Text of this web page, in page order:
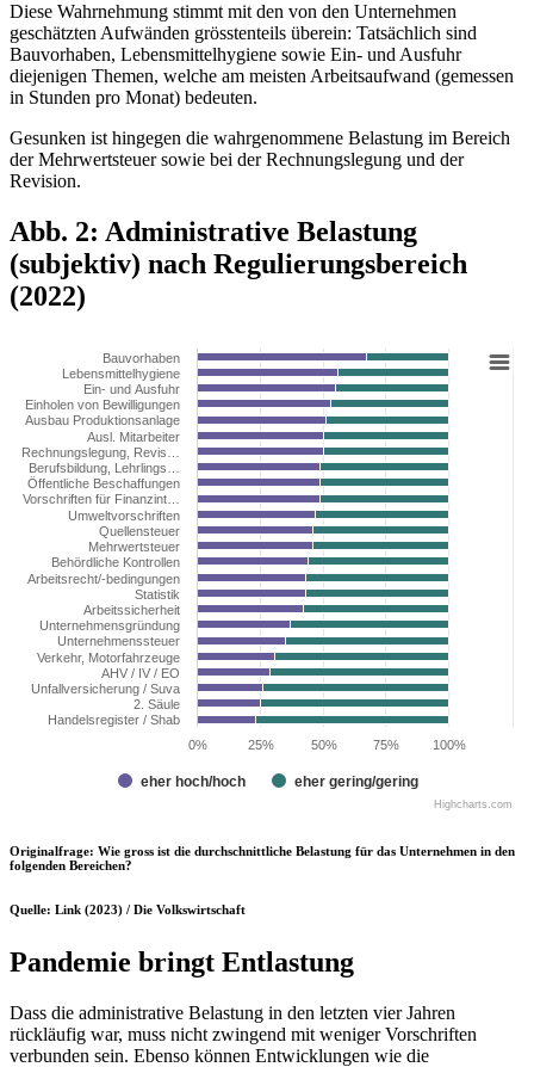
Diese Wahrnehmung stimmt mit den von den Unternehmen
geschätzten Aufwänden grösstenteils überein: Tatsächlich sind
Bauvorhaben, Lebensmittelhygiene sowie Ein- und Ausfuhr
diejenigen Themen, welche am meisten Arbeitsaufwand (gemessen
in Stunden pro Monat) bedeuten.
Gesunken ist hingegen die wahrgenommene Belastung im Bereich
der Mehrwertsteuer sowie bei der Rechnungslegung und der
Revision.
Abb. 2: Administrative Belastung
(subjektiv) nach Regulierungsbereich
(2022)
eher hoch/hoch eher gering/gering
Bauvorhaben
Lebensmittelhygiene
Ein- und Ausfuhr
Einholen von Bewilligungen
Ausbau Produktionsanlage
Ausl. Mitarbeiter
Rechnungslegung, Revis…
Berufsbildung, Lehrlings…
Öffentliche Beschaffungen
Vorschriften für Finanzint…
Umweltvorschriften
Quellensteuer
Mehrwertsteuer
Behördliche Kontrollen
Arbeitsrecht/-bedingungen
Statistik
Arbeitssicherheit
Unternehmensgründung
Unternehmenssteuer
Verkehr, Motorfahrzeuge
AHV / IV / EO
Unfallversicherung / Suva
2. Säule
Handelsregister / Shab
0%
100%
25% 50% 75%
Highcharts.com
Originalfrage: Wie gross ist die durchschnittliche Belastung für das Unternehmen in den
folgenden Bereichen?
Quelle: Link (2023) / Die Volkswirtschaft
Pandemie bringt Entlastung
Dass die administrative Belastung in den letzten vier Jahren
rückläufig war, muss nicht zwingend mit weniger Vorschriften
verbunden sein. Ebenso können Entwicklungen wie die